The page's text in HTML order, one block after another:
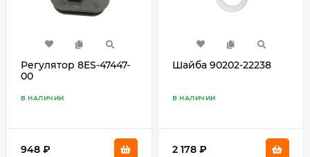
Регулятор 8ES-47447-
00
В НАЛИЧИИ
948 ₽
Шайба 90202-22238
В НАЛИЧИИ
2 178 ₽